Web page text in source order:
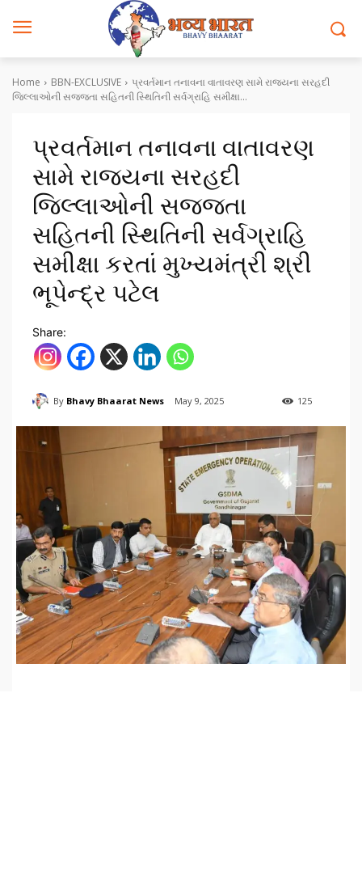
Home BBN-EXCLUSIVE
પ્રવર્તમાન તનાવના વાતાવરણ સામે રાજ્યના સરહદી
જિલ્લાઓની સજ્જતા સહિતની સ્થિતિની સર્વગ્રાહિ સમીક્ષા...
પ્રવર્તમાન તનાવના વાતાવરણ
સામે રાજ્યના સરહદી
જિલ્લાઓની સજ્જતા
સહિતની સ્થિતિની સર્વગ્રાહિ
સમીક્ષા કરતાં મુખ્યમંત્રી શ્રી
ભૂપેન્દ્ર પટેલ
Share:
By Bhavy Bhaarat News May 9, 2025 125